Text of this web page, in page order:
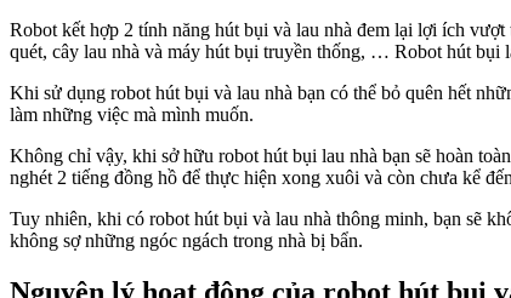
Robot kết hợp 2 tính năng hút bụi và lau nhà đem lại lợi ích
quét, cây lau nhà và máy hút bụi truyền thống, … Robot hút bụi
Khi sử dụng robot hút bụi và lau nhà bạn có thể bỏ quên hết
làm những việc mà mình muốn.
Không chỉ vậy, khi sở hữu robot hút bụi lau nhà bạn sẽ hoàn
nghét 2 tiếng đồng hồ để thực hiện xong xuôi và còn chưa kể
Tuy nhiên, khi có robot hút bụi và lau nhà thông minh, bạn sẽ
không sợ những ngóc ngách trong nhà bị bẩn.
Nguyên lý hoạt động của robot hút bụi